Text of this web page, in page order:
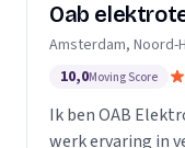
Oab
Amsterdam, Noord-
10,0Moving Score
Ik ben OAB
werk ervaring in